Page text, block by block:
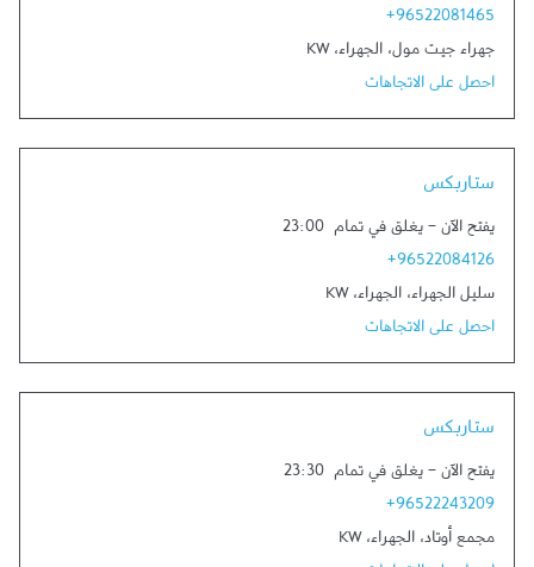
+96522081465
جهراء جيت مول، الجهراء، KW
احصل على الاتجاهات
ستاربكس
يفتح الآن - يغلق في تمام 23:00
+96522084126
سليل الجهراء، الجهراء، KW
احصل على الاتجاهات
ستاربكس
يفتح الآن - يغلق في تمام 23:30
+96522243209
مجمع أوتاد، الجهراء، KW